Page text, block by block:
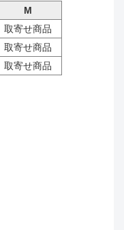
M
取寄せ商品
取寄せ商品
取寄せ商品